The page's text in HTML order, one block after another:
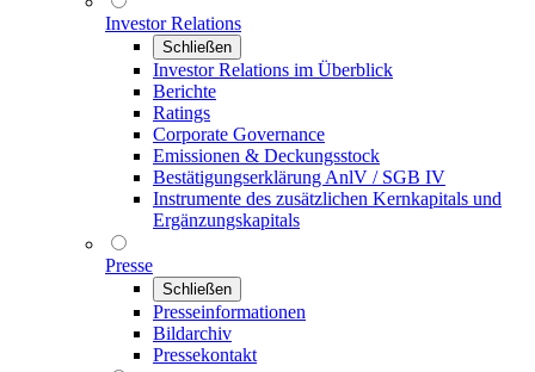
Investor Relations
Schließen
Investor Relations im Überblick
Berichte
Ratings
Corporate Governance
Emissionen & Deckungsstock
Bestätigungserklärung AnlV / SGB IV
Instrumente des zusätzlichen Kernkapitals und
Ergänzungskapitals
Presse
Schließen
Presseinformationen
Bildarchiv
Pressekontakt